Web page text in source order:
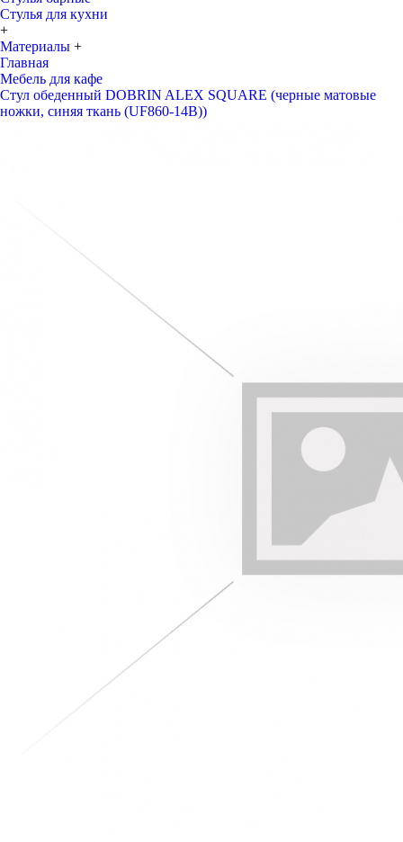
Стулья для кухни
+
Материалы +
Главная
Мебель для кафе
Стул обеденный DOBRIN ALEX SQUARE (черные матовые
ножки, синяя ткань (UF860-14B))